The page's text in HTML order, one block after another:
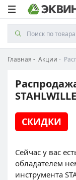
Главная Акции
STAHLWILLE
СКИДКИ
Сейчас у вас
обладателем
инструмента